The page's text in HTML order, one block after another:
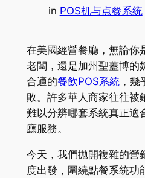
in POS机与点餐系统
在美國經營餐廳，無論你
老闆，還是加州聖蓋博的
合適的餐飲POS系統，幾
敗。許多華人商家往往被
難以分辨哪套系統真正適
廳服務。
今天，我們拋開複雜的營
度出發，圍繞點餐系統功